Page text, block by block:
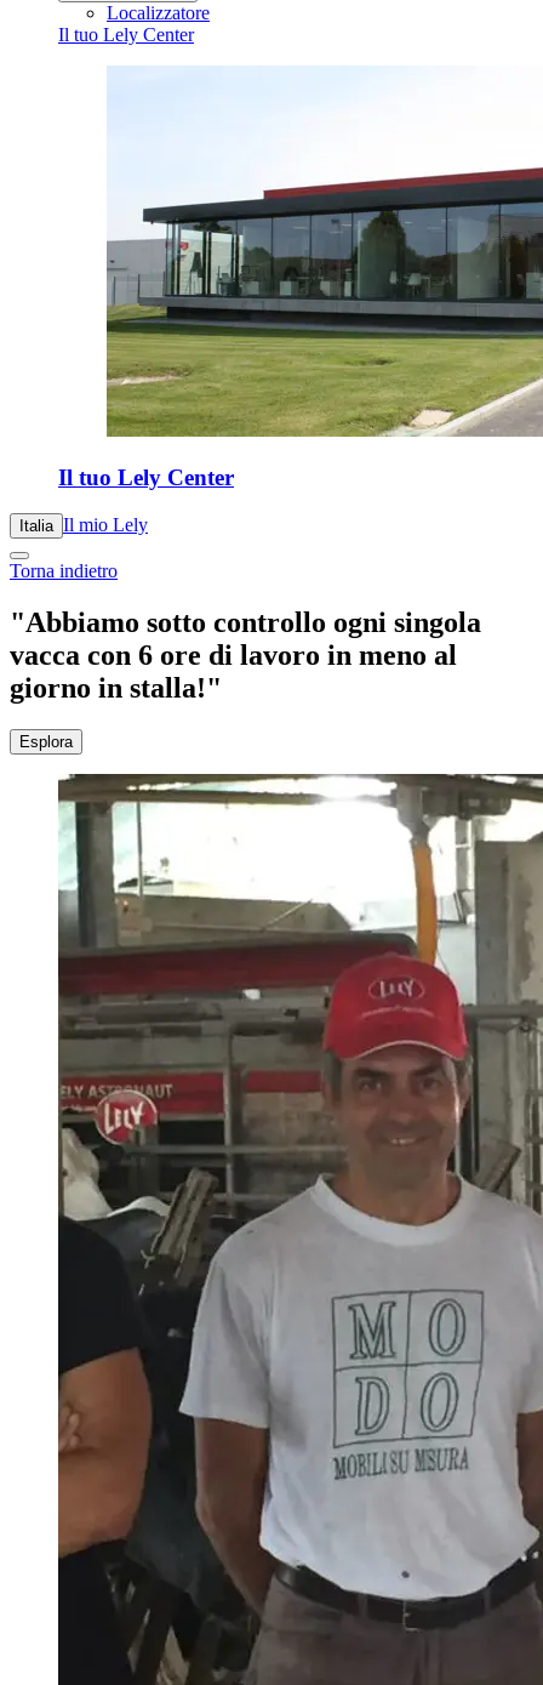
Localizzatore
Il tuo Lely Center
Il tuo Lely Center
Italia Il mio Lely
Torna indietro
"Abbiamo sotto controllo ogni singola
vacca con 6 ore di lavoro in meno al
giorno in stalla!"
Esplora